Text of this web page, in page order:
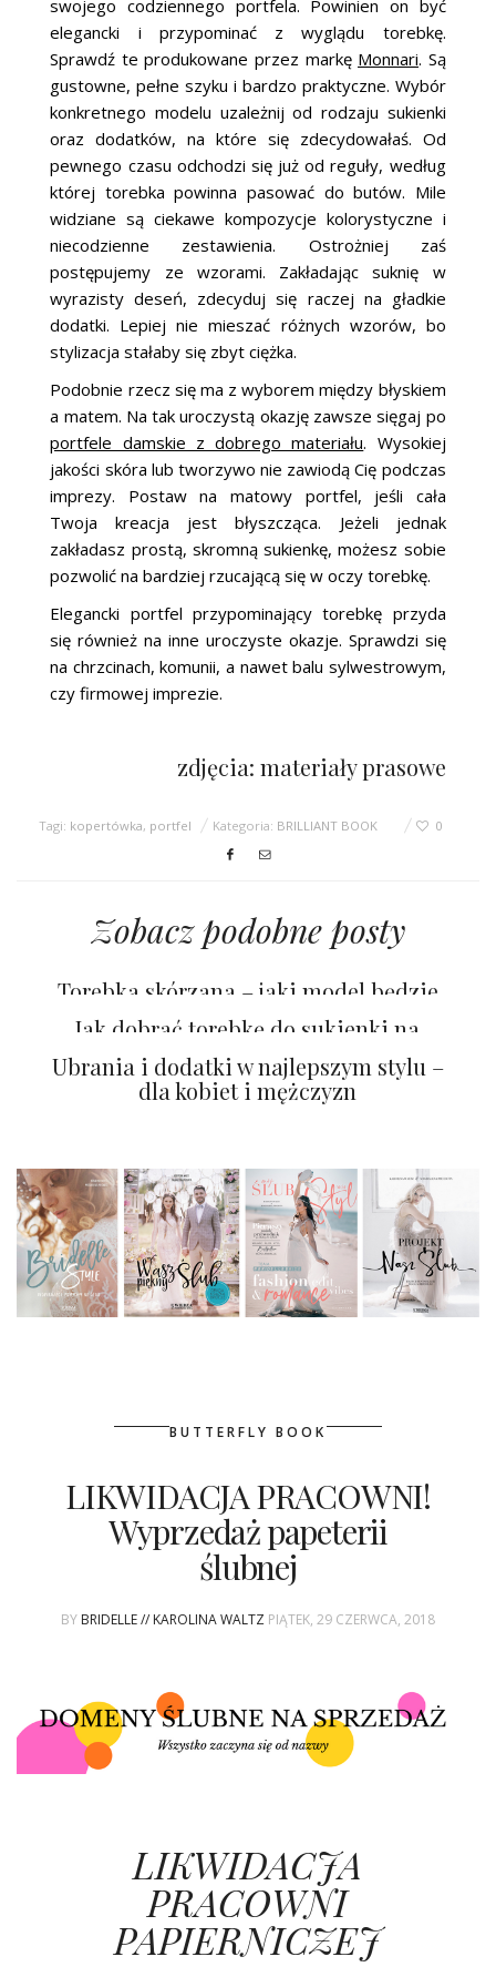
swojego codziennego portfela. Powinien on być
elegancki i przypominać z wyglądu torebkę.
Sprawdź te produkowane przez markę Monnari. Są
gustowne, pełne szyku i bardzo praktyczne. Wybór
konkretnego modelu uzależnij od rodzaju sukienki
oraz dodatków, na które się zdecydowałaś. Od
pewnego czasu odchodzi się już od reguły, według
której torebka powinna pasować do butów. Mile
widziane są ciekawe kompozycje kolorystyczne i
niecodzienne zestawienia. Ostrożniej zaś
postępujemy ze wzorami. Zakładając suknię w
wyrazisty deseń, zdecyduj się raczej na gładkie
dodatki. Lepiej nie mieszać różnych wzorów, bo
stylizacja stałaby się zbyt ciężka.
Podobnie rzecz się ma z wyborem między błyskiem
a matem. Na tak uroczystą okazję zawsze sięgaj po
portfele damskie z dobrego materiału. Wysokiej
jakości skóra lub tworzywo nie zawiodą Cię podczas
imprezy. Postaw na matowy portfel, jeśli cała
Twoja kreacja jest błyszcząca. Jeżeli jednak
zakładasz prostą, skromną sukienkę, możesz sobie
pozwolić na bardziej rzucającą się w oczy torebkę.
Elegancki portfel przypominający torebkę przyda
się również na inne uroczyste okazje. Sprawdzi się
na chrzcinach, komunii, a nawet balu sylwestrowym,
czy firmowej imprezie.
zdjęcia: materiały prasowe
Tagi: kopertówka, portfel Kategoria: BRILLIANT BOOK 0
Zobacz podobne posty
Torebka skórzana – jaki model będzie
najlepszy na wiosnę?
Jak dobrać torebkę do sukienki na
wesele?
Ubrania i dodatki w najlepszym stylu –
dla kobiet i mężczyzn
BUTTERFLY BOOK
LIKWIDACJA PRACOWNI!
Wyprzedaż papeterii
ślubnej
BY BRIDELLE // KAROLINA WALTZ PIĄTEK, 29 CZERWCA, 2018
LIKWIDACJA
PRACOWNI
PAPIERNICZEJ